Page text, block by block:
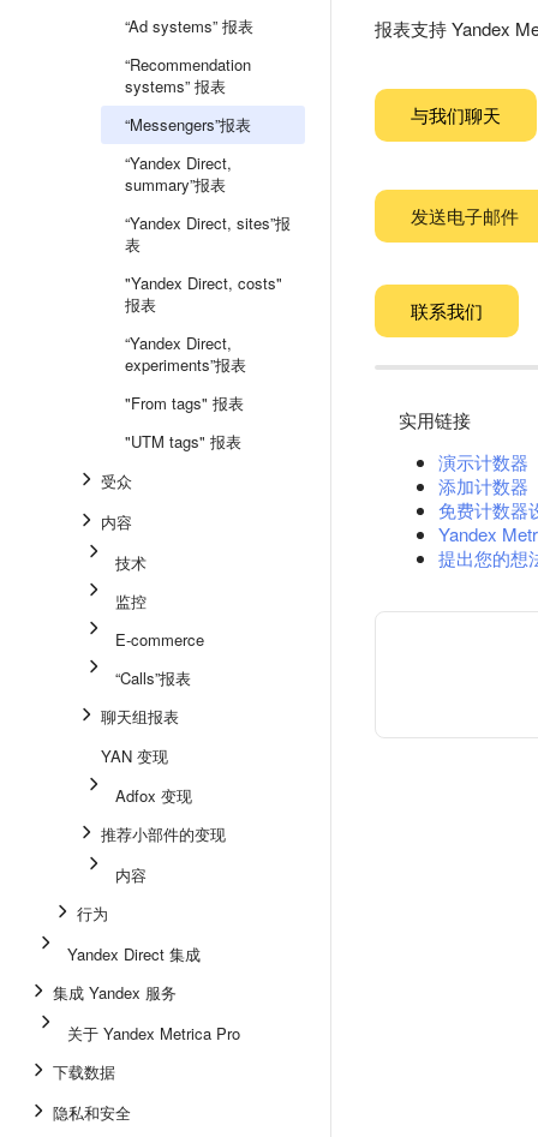
“Ad systems” 报表
“Recommendation
systems” 报表
“Messengers”报表
“Yandex Direct,
summary”报表
“Yandex Direct, sites”报
表
"Yandex Direct, costs"
报表
“Yandex Direct,
experiments”报表
"From tags" 报表
"UTM tags" 报表
受众
内容
技术
监控
E-commerce
“Calls”报表
聊天组报表
YAN 变现
Adfox 变现
推荐小部件的变现
内容
行为
Yandex Direct 集成
集成 Yandex 服务
关于 Yandex Metrica Pro
下载数据
隐私和安全
报表支持 Yandex
与我们聊天
发送电子邮件
联系我们
实用链接
演示计数器
添加计数器
免费计数器
Yandex
提出您的想